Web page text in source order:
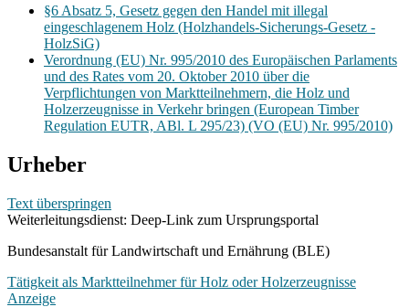
§6 Absatz 5, Gesetz gegen den Handel mit illegal
eingeschlagenem Holz (Holzhandels-Sicherungs-Gesetz -
HolzSiG)
Verordnung (EU) Nr. 995/2010 des Europäischen Parlaments
und des Rates vom 20. Oktober 2010 über die
Verpflichtungen von Marktteilnehmern, die Holz und
Holzerzeugnisse in Verkehr bringen (European Timber
Regulation EUTR, ABl. L 295/23) (VO (EU) Nr. 995/2010)
Urheber
Text überspringen
Weiterleitungsdienst: Deep-Link zum Ursprungsportal
Bundesanstalt für Landwirtschaft und Ernährung (BLE)
Tätigkeit als Marktteilnehmer für Holz oder Holzerzeugnisse
Anzeige